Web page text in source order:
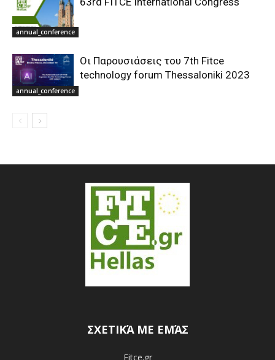
annual_conference
annual_conference
Οι Παρουσιάσεις του 7th Fitce
technology forum Thessaloniki 2023
ΣΧΕΤΙΚΆ ΜΕ ΕΜΆΣ
Fitce.gr